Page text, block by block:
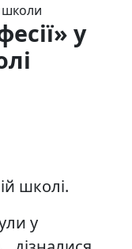
у
школі.
у